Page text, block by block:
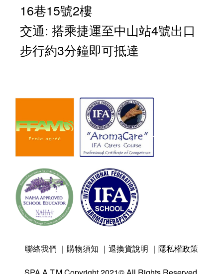
16巷15號2樓
交通: 搭乘捷運至中山站4號出口
步行約3分鐘即可抵達
聯絡我們 ｜ 購物須知 ｜ 退換貨說明 ｜ 隱私權政策